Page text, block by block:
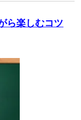
ら楽しむコツ